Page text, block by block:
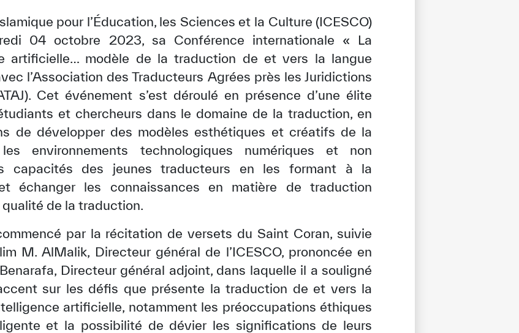
pour l’Éducation, les Sciences et la Culture (ICESCO)
04 octobre 2023, sa Conférence internationale « La
artificielle… modèle de la traduction de et vers la langue
l’Association des Traducteurs Agrées près les Juridictions
Cet événement s’est déroulé en présence d’une élite
et chercheurs dans le domaine de la traduction, en
de développer des modèles esthétiques et créatifs de la
environnements technologiques numériques et non
capacités des jeunes traducteurs en les formant à la
échanger les connaissances en matière de traduction
qualité de la traduction.
par la récitation de versets du Saint Coran, suivie
M. AlMalik, Directeur général de l’ICESCO, prononcée en
Directeur général adjoint, dans laquelle il a souligné
sur les défis que présente la traduction de et vers la
artificielle, notamment les préoccupations éthiques
et la possibilité de dévier les significations de leurs